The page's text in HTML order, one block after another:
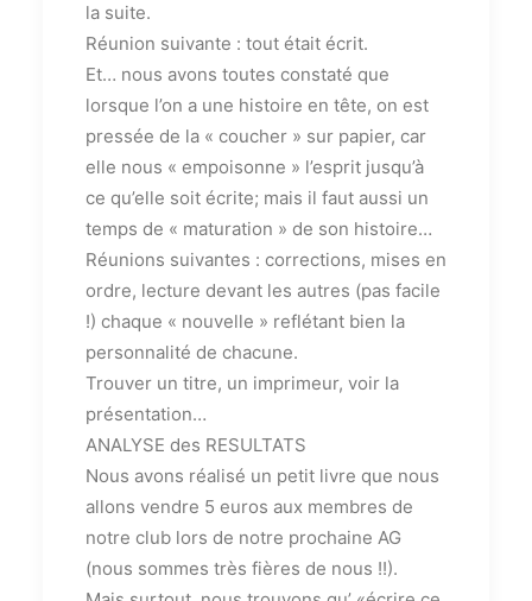
la suite.
Réunion suivante : tout était écrit.
Et… nous avons toutes constaté que
lorsque l’on a une histoire en tête, on est
pressée de la « coucher » sur papier, car
elle nous « empoisonne » l’esprit jusqu’à
ce qu’elle soit écrite; mais il faut aussi un
temps de « maturation » de son histoire…
Réunions suivantes : corrections, mises en
ordre, lecture devant les autres (pas facile
!) chaque « nouvelle » reflétant bien la
personnalité de chacune.
Trouver un titre, un imprimeur, voir la
présentation…
ANALYSE des RESULTATS
Nous avons réalisé un petit livre que nous
allons vendre 5 euros aux membres de
notre club lors de notre prochaine AG
(nous sommes très fières de nous !!).